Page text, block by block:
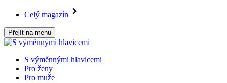
Celý magazín
Přejít na menu
S výměnnými hlavicemi
Pro ženy
Pro muže